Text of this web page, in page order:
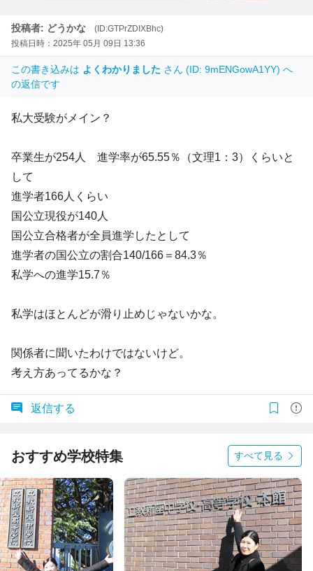
投稿者: どうかな
(ID:GTPrZDIXBhc)
投稿日時：2025年 05月 09日 13:36
この書き込みは よくわかりました さん (ID: 9mENGowA1YY) へ
の返信です
私大受験がメイン？
卒業生が254人 進学率が65.55％（文理1：3）くらいと
して
進学者166人くらい
国公立現役が140人
国公立合格者が全員進学したとして
進学者の国公立の割合140/166＝84.3％
私学への進学15.7％
私学はほとんどが滑り止めじゃないかな。
関係者に聞いたわけではないけど。
考え方あってるかな？
返信する
おすすめ学校特集 すべて見る